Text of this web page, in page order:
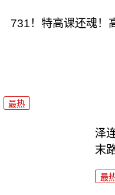
731！特高课还魂！
最热
泽
末
最